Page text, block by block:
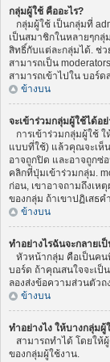
กลุ่มผู้ใช้ คืออะไร?
กลุ่มผู้ใช้ เป็นกลุ่มที่
เป็นสมาชิกในหลายๆก
สิทธิ์กับแต่ละกลุ่มได้. ช่ว
สามารถเป็น
สามารถเข้าไปใน บอร์ด
ข้างบน
จะเข้าร่วมกลุ่มผู้ใช้ได้อย่
การเข้าร่วมกลุ่มผู้ใช้
แบบที่ใช้) แล้วคุณจะเห็
อาจถูกปิด และอาจถูกซ่
คลิกที่ปุ่มเข้าร่วมกลุ่ม.
ก่อน, เขาอาจถามถึงเห
ของกลุ่ม ถ้าเขาปฏิเสธ
ข้างบน
ทำอย่างไรฉันจะกลายเ
หัวหน้ากลุ่ม คือเป็นคน
บอร์ด ถ้าคุณสนใจจะเป็
ลองส่งข้อความส่วนตัวถ
ข้างบน
ทำอย่างไง ให้บางกลุ่ม
สามารถทำได้ โดยให้
ของกลุ่มผู้ใช้งาน.